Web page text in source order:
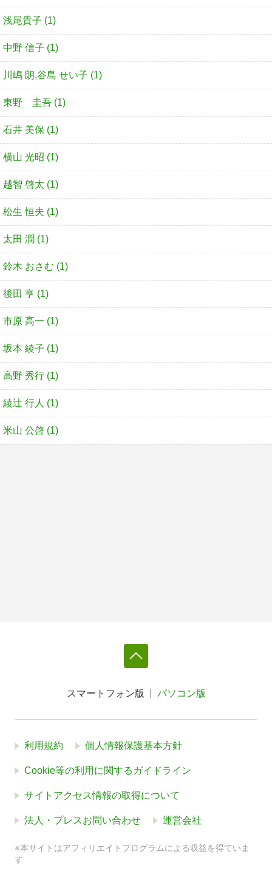
浅尾貴子 (1)
中野 信子 (1)
川嶋 朗,谷島 せい子 (1)
東野 圭吾 (1)
石井 美保 (1)
横山 光昭 (1)
越智 啓太 (1)
松生 恒夫 (1)
太田 潤 (1)
鈴木 おさむ (1)
後田 亨 (1)
市原 高一 (1)
坂本 綾子 (1)
高野 秀行 (1)
綾辻 行人 (1)
米山 公啓 (1)
スマートフォン版 パソコン版
利用規約 個人情報保護基本方針
Cookie等の利用に関するガイドライン
サイトアクセス情報の取得について
法人・プレスお問い合わせ 運営会社
※本サイトはアフィリエイトプログラムによる収益を得ていま
す